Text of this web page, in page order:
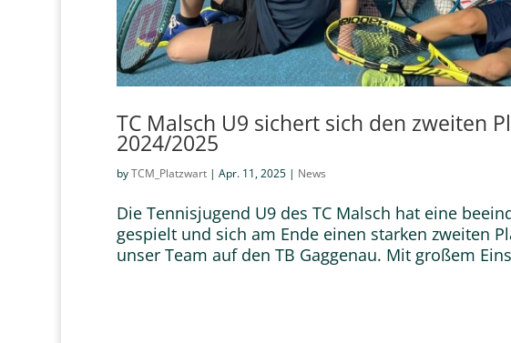
TC Malsch U9 sichert sich den zweiten
2024/2025
byTCM_Platzwart| Apr. 11, 2025| News
Die Tennisjugend U9 des TC Malsch hat eine
gespielt und sich am Ende einen starken zweiten
unser Team auf den TB Gaggenau. Mit großem